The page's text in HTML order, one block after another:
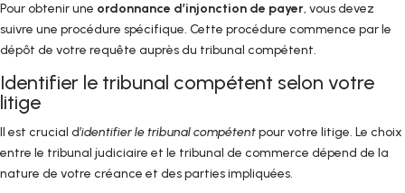
Pour obtenir une ordonnance d’injonction de payer, vous devez
suivre une procédure spécifique. Cette procédure commence par le
dépôt de votre requête auprès du tribunal compétent.
Identifier le tribunal compétent selon votre
litige
Il est crucial d’identifier le tribunal compétentpour votre litige. Le choix
entre le tribunal judiciaire et le tribunal de commerce dépend de la
nature de votre créance et des parties impliquées.